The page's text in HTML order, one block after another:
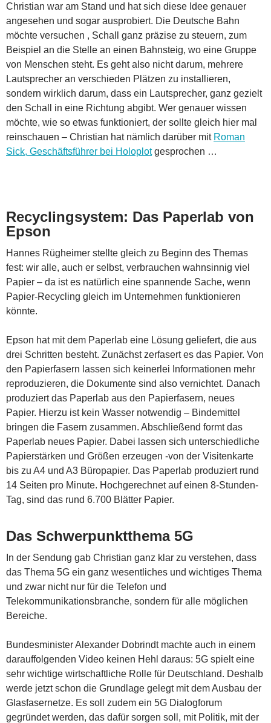
Christian war am Stand und hat sich diese Idee genauer
angesehen und sogar ausprobiert. Die Deutsche Bahn
möchte versuchen , Schall ganz präzise zu steuern, zum
Beispiel an die Stelle an einen Bahnsteig, wo eine Gruppe
von Menschen steht. Es geht also nicht darum, mehrere
Lautsprecher an verschieden Plätzen zu installieren,
sondern wirklich darum, dass ein Lautsprecher, ganz gezielt
den Schall in eine Richtung abgibt. Wer genauer wissen
möchte, wie so etwas funktioniert, der sollte gleich hier mal
reinschauen – Christian hat nämlich darüber mit Roman
Sick, Geschäftsführer bei Holoplotgesprochen …
Recyclingsystem: Das Paperlab von
Epson
Hannes Rügheimer stellte gleich zu Beginn des Themas
fest: wir alle, auch er selbst, verbrauchen wahnsinnig viel
Papier – da ist es natürlich eine spannende Sache, wenn
Papier-Recycling gleich im Unternehmen funktionieren
könnte.
Epson hat mit dem Paperlab eine Lösung geliefert, die aus
drei Schritten besteht. Zunächst zerfasert es das Papier. Von
den Papierfasern lassen sich keinerlei Informationen mehr
reproduzieren, die Dokumente sind also vernichtet. Danach
produziert das Paperlab aus den Papierfasern, neues
Papier. Hierzu ist kein Wasser notwendig – Bindemittel
bringen die Fasern zusammen. Abschließend formt das
Paperlab neues Papier. Dabei lassen sich unterschiedliche
Papierstärken und Größen erzeugen -von der Visitenkarte
bis zu A4 und A3 Büropapier. Das Paperlab produziert rund
14 Seiten pro Minute. Hochgerechnet auf einen 8-Stunden-
Tag, sind das rund 6.700 Blätter Papier.
Das Schwerpunktthema 5G
In der Sendung gab Christian ganz klar zu verstehen, dass
das Thema 5G ein ganz wesentliches und wichtiges Thema
und zwar nicht nur für die Telefon und
Telekommunikationsbranche, sondern für alle möglichen
Bereiche.
Bundesminister Alexander Dobrindt machte auch in einem
darauffolgenden Video keinen Hehl daraus: 5G spielt eine
sehr wichtige wirtschaftliche Rolle für Deutschland. Deshalb
werde jetzt schon die Grundlage gelegt mit dem Ausbau der
Glasfasernetze. Es soll zudem ein 5G Dialogforum
gegründet werden, das dafür sorgen soll, mit Politik, mit der